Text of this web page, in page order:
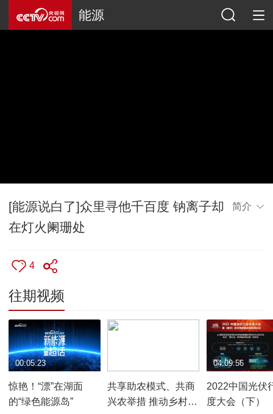
能源
[能源说白了]众里寻他千百度 钠离子却
在灯火阑珊处
简介
4
往期视频
惊艳！“漂”在湖面
的“绿色能源岛”
00:05:23
共享助农模式、共商
兴农举措 推动乡村振
2022中国光伏
度大会（下）
04:09:56